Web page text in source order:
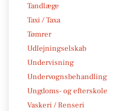
Tandlæge
Taxi / Taxa
Tømrer
Udlejningselskab
Undervisning
Undervognsbehandling
Ungdoms- og efterskole
Vaskeri / Renseri